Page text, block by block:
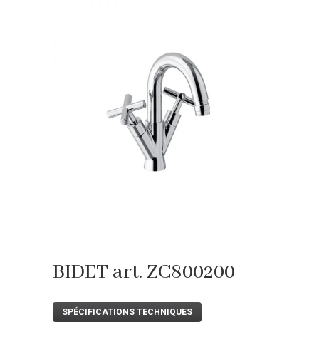
BIDET art. ZC800200
SPÉCIFICATIONS TECHNIQUES